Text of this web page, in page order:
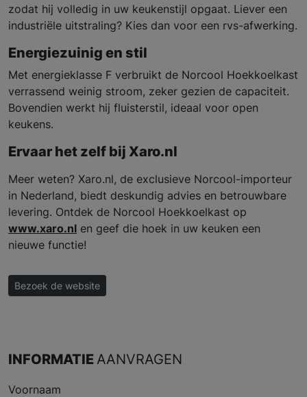
zodat hij volledig in uw keukenstijl opgaat. Liever een
industriële uitstraling? Kies dan voor een rvs-afwerking.
Energiezuinig en stil
Met energieklasse F verbruikt de Norcool Hoekkoelkast
verrassend weinig stroom, zeker gezien de capaciteit.
Bovendien werkt hij fluisterstil, ideaal voor open
keukens.
Ervaar het zelf bij Xaro.nl
Meer weten? Xaro.nl, de exclusieve Norcool-importeur
in Nederland, biedt deskundig advies en betrouwbare
levering. Ontdek de Norcool Hoekkoelkast op
www.xaro.nl en geef die hoek in uw keuken een
nieuwe functie!
Bezoek de website
INFORMATIE AANVRAGEN
Voornaam